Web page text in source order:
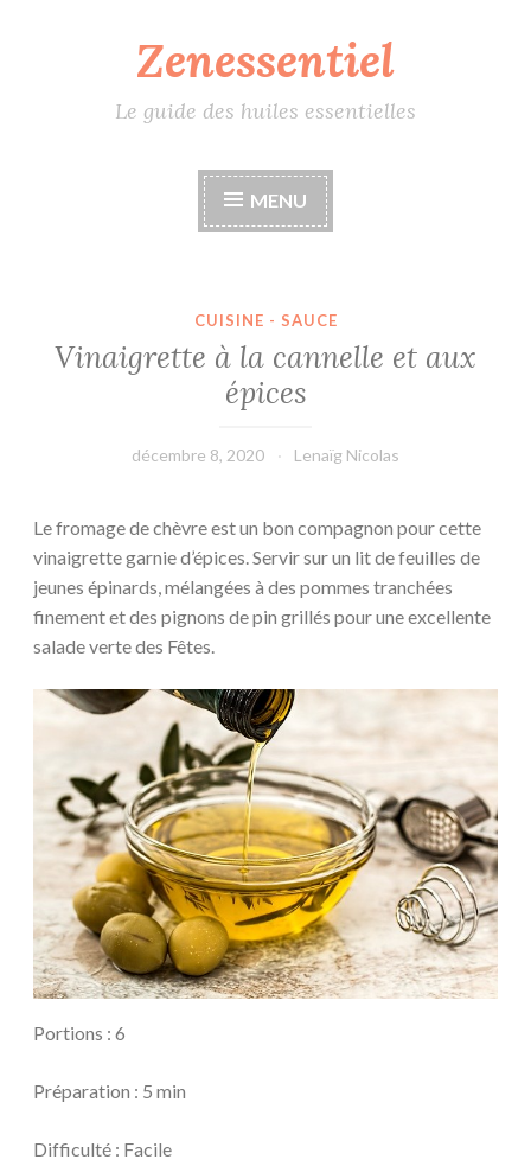
Zenessentiel
Le guide des huiles essentielles
MENU
CUISINE - SAUCE
Vinaigrette à la cannelle et aux
épices
décembre 8, 2020 Lenaïg Nicolas
Le fromage de chèvre est un bon compagnon pour cette
vinaigrette garnie d’épices. Servir sur un lit de feuilles de
jeunes épinards, mélangées à des pommes tranchées
finement et des pignons de pin grillés pour une excellente
salade verte des Fêtes.
Portions : 6
Préparation : 5 min
Difficulté : Facile